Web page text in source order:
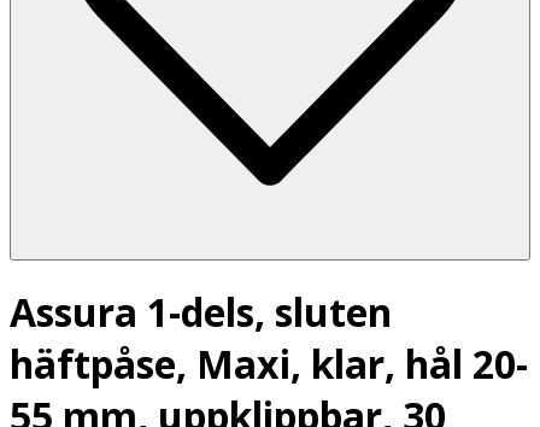
Assura 1-dels, sluten
häftpåse, Maxi, klar, hål 20-
55 mm, uppklippbar, 30